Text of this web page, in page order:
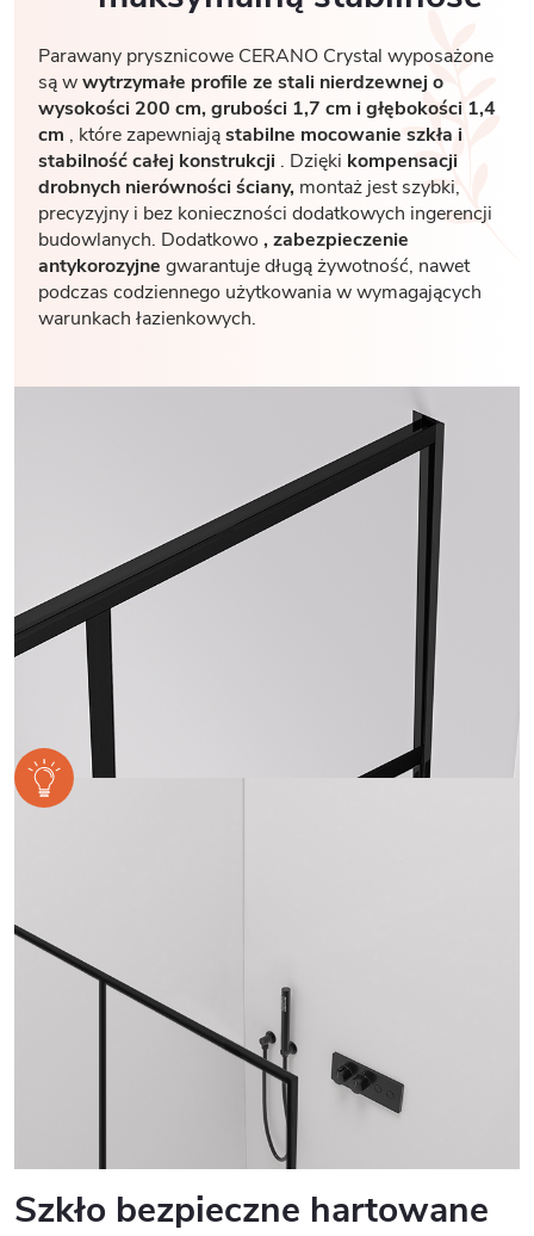
Parawany prysznicowe CERANO Crystal wyposażone
są wwytrzymałe profile ze stali nierdzewnej o
wysokości 200 cm, grubości 1,7 cm i głębokości 1,4
cm , które zapewniająstabilne mocowanie szkła i
stabilność całej konstrukcji . Dzięki kompensacji
drobnych nierówności ściany, montaż jest szybki,
precyzyjny i bez konieczności dodatkowych ingerencji
budowlanych. Dodatkowo , zabezpieczenie
antykorozyjne gwarantuje długą żywotność, nawet
podczas codziennego użytkowania w wymagających
warunkach łazienkowych.
Szkło bezpieczne hartowane